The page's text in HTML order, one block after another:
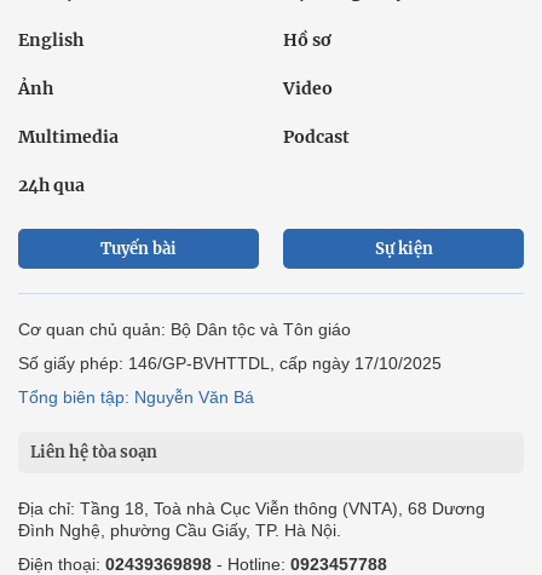
English Hồ sơ
Ảnh Video
Multimedia Podcast
24h qua
Tuyến bài Sự kiện
Cơ quan chủ quản: Bộ Dân tộc và Tôn giáo
Số giấy phép: 146/GP-BVHTTDL, cấp ngày 17/10/2025
Tổng biên tập: Nguyễn Văn Bá
Liên hệ tòa soạn
Địa chỉ: Tầng 18, Toà nhà Cục Viễn thông (VNTA), 68 Dương
Đình Nghệ, phường Cầu Giấy, TP. Hà Nội.
Điện thoại: 02439369898 - Hotline: 0923457788